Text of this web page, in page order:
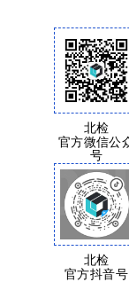
北检
官方微信公
号
北检
官方抖音号